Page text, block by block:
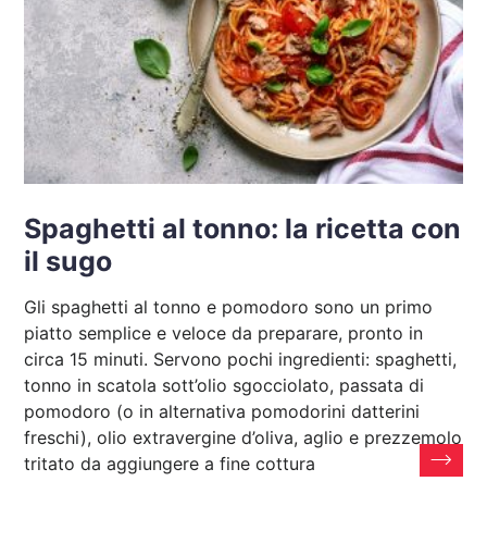
Spaghetti al tonno: la ricetta con
il sugo
Gli spaghetti al tonno e pomodoro sono un primo
piatto semplice e veloce da preparare, pronto in
circa 15 minuti. Servono pochi ingredienti: spaghetti,
tonno in scatola sott’olio sgocciolato, passata di
pomodoro (o in alternativa pomodorini datterini
freschi), olio extravergine d’oliva, aglio e prezzemolo
tritato da aggiungere a fine cottura